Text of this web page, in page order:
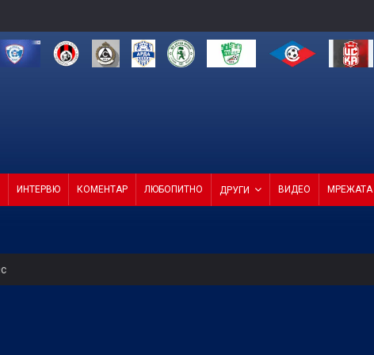
ИНТЕРВЮ КОМЕНТАР ЛЮБОПИТНО ДРУГИ ВИДЕО МРЕЖАТА